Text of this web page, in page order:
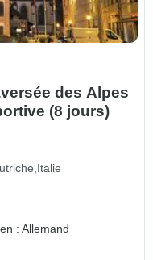
des Alpes
(8 jours)
Italie
: Allemand